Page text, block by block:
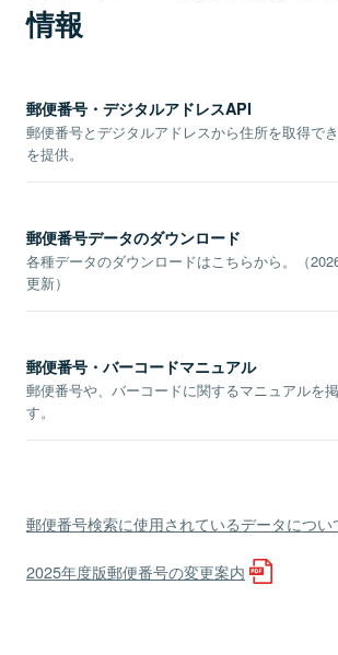
情報
郵便番号・デジタルアドレスAPI
郵便番号とデジタルアドレスから住所を取得で
を提供。
郵便番号データのダウンロード
各種データのダウンロードはこちらから。（
更新）
郵便番号・バーコードマニュアル
郵便番号や、バーコードに関するマニュアルを
す。
郵便番号検索に使用されているデータについ
2025年度版郵便番号の変更案内